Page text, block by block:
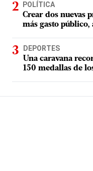
POLÍTICA
Crear dos nuevas
más gasto
DEPORTES
Una caravana
150 medallas de